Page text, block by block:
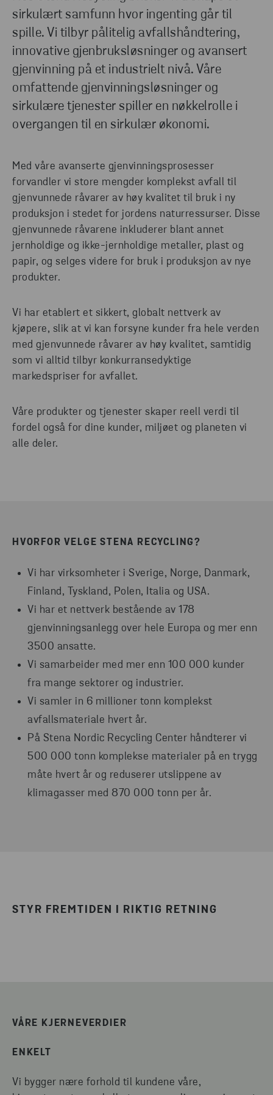
sirkulært samfunn hvor ingenting går til
spille. Vi tilbyr pålitelig avfallshåndtering,
innovative gjenbruksløsninger og avansert
gjenvinning på et industrielt nivå. Våre
omfattende gjenvinningsløsninger og
sirkulære tjenester spiller en nøkkelrolle i
overgangen til en sirkulær økonomi.
Med våre avanserte gjenvinningsprosesser
forvandler vi store mengder komplekst avfall til
gjenvunnede råvarer av høy kvalitet til bruk i ny
produksjon i stedet for jordens naturressurser. Disse
gjenvunnede råvarene inkluderer blant annet
jernholdige og ikke-jernholdige metaller, plast og
papir, og selges videre for bruk i produksjon av nye
produkter.
Vi har etablert et sikkert, globalt nettverk av
kjøpere, slik at vi kan forsyne kunder fra hele verden
med gjenvunnede råvarer av høy kvalitet, samtidig
som vi alltid tilbyr konkurransedyktige
markedspriser for avfallet.
Våre produkter og tjenester skaper reell verdi til
fordel også for dine kunder, miljøet og planeten vi
alle deler.
HVORFOR VELGE STENA RECYCLING?
Vi har virksomheter i Sverige, Norge, Danmark,
Finland, Tyskland, Polen, Italia og USA.
Vi har et nettverk bestående av 178
gjenvinningsanlegg over hele Europa og mer enn
3500 ansatte.
Vi samarbeider med mer enn 100 000 kunder
fra mange sektorer og industrier.
Vi samler in 6 millioner tonn komplekst
avfallsmateriale hvert år.
På Stena Nordic Recycling Center håndterer vi
500 000 tonn komplekse materialer på en trygg
måte hvert år og reduserer utslippene av
klimagasser med 870 000 tonn per år.
STYR FREMTIDEN I RIKTIG RETNING
VÅRE KJERNEVERDIER
ENKELT
Vi bygger nære forhold til kundene våre,
BRANSJE
SE VÅRT KOMPLETTE TILBUD